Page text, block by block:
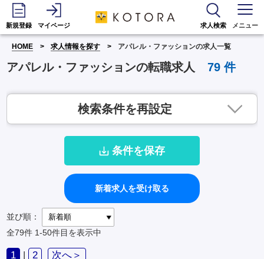
新規登録 マイページ 求人検索 メニュー
HOME 求人情報を探す アパレル・ファッションの求人一覧
アパレル・ファッションの転職求人 79件
検索条件を再設定
条件を保存
新着求人を受け取る
並び順：
全79件 1-50件目を表示中
1 | 2 次へ＞